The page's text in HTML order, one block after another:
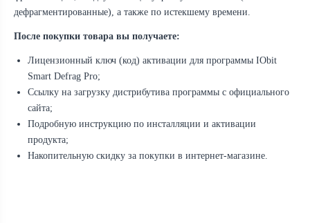
дефрагментированные), а также по истекшему времени.
После покупки товара вы получаете:
Лицензионный ключ (код) активации для программы IObit
Smart Defrag Pro;
Ссылку на загрузку дистрибутива программы с официального
сайта;
Подробную инструкцию по инсталляции и активации
продукта;
Накопительную скидку за покупки в интернет-магазине.